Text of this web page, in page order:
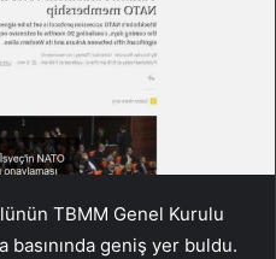
TBMM Genel Kurulu
basınında geniş yer buldu.